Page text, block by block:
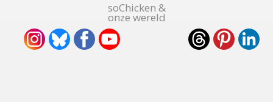
soChicken &
onze wereld